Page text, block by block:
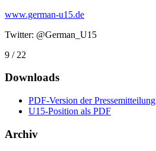
www.german-u15.de
Twitter: @German_U15
9 / 22
Downloads
PDF-Version der Pressemitteilung
U15-Position als PDF
Archiv